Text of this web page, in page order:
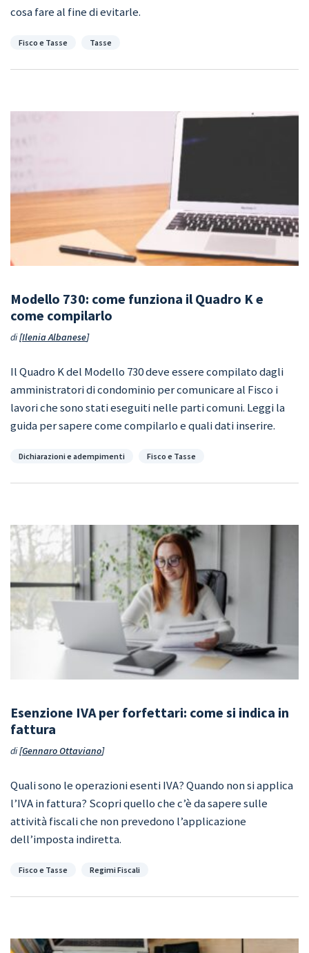
cosa fare al fine di evitarle.
Categorie
Fisco e Tasse Tasse
Modello 730: come funziona il Quadro K e
come compilarlo
di Ilenia Albanese
Il Quadro K del Modello 730 deve essere compilato dagli
amministratori di condominio per comunicare al Fisco i
lavori che sono stati eseguiti nelle parti comuni. Leggi la
guida per sapere come compilarlo e quali dati inserire.
Categorie
Dichiarazioni e adempimenti Fisco e Tasse
Esenzione IVA per forfettari: come si indica in
fattura
di Gennaro Ottaviano
Quali sono le operazioni esenti IVA? Quando non si applica
l’IVA in fattura? Scopri quello che c’è da sapere sulle
attività fiscali che non prevedono l’applicazione
dell’imposta indiretta.
Categorie
Fisco e Tasse Regimi Fiscali